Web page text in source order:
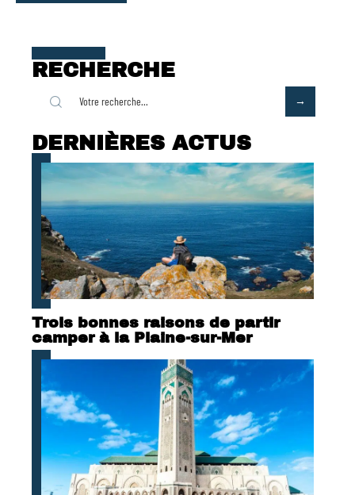
RECHERCHE
DERNIÈRES ACTUS
Trois bonnes raisons de partir
camper à la Plaine-sur-Mer